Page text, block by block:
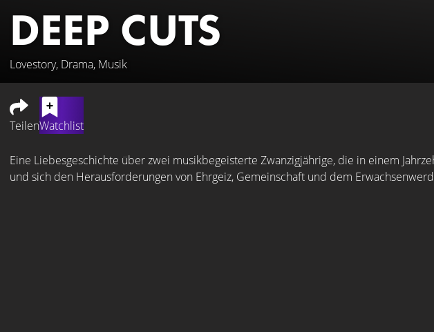
DEEP CUTS
Lovestory, Drama, Musik
TeilenWatchlist
Eine Liebesgeschichte über zwei musikbegeisterte Zwanzigjährige, die in einem
und sich den Herausforderungen von Ehrgeiz, Gemeinschaft und dem